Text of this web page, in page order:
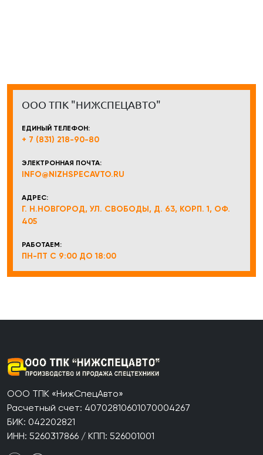
ООО ТПК "НИЖСПЕЦАВТО"
ЕДИНЫЙ ТЕЛЕФОН:
+ 7 (831) 218-90-80
ЭЛЕКТРОННАЯ ПОЧТА:
INFO@NIZHSPECAVTO.RU
АДРЕС:
Г. Н.НОВГОРОД, УЛ. СВОБОДЫ, Д. 63, КОРП. 1, ОФ.
405
РАБОТАЕМ:
ПН-ПТ С 9:00 ДО 18:00
ООО ТПК «НижСпецАвто»
Расчетный счет: 40702810601070004267
БИК: 042202821
ИНН: 5260317866 / КПП: 526001001